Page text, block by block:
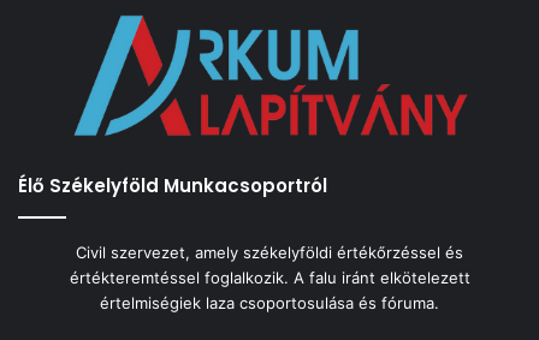
Élő Székelyföld Munkacsoportról
Civil szervezet, amely székelyföldi értékőrzéssel és
értékteremtéssel foglalkozik. A falu iránt elkötelezett
értelmiségiek laza csoportosulása és fóruma.